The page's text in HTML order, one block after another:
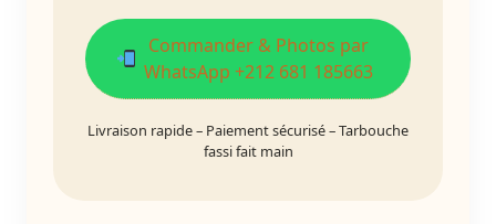
Commander & Photos par
WhatsApp +212 681 185663
Livraison rapide – Paiement sécurisé – Tarbouche
fassi fait main